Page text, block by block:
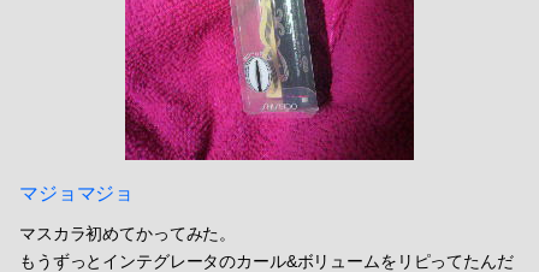
マジョマジョ
マスカラ初めてかってみた。
もうずっとインテグレータのカール&ボリュームをリピってたんだ